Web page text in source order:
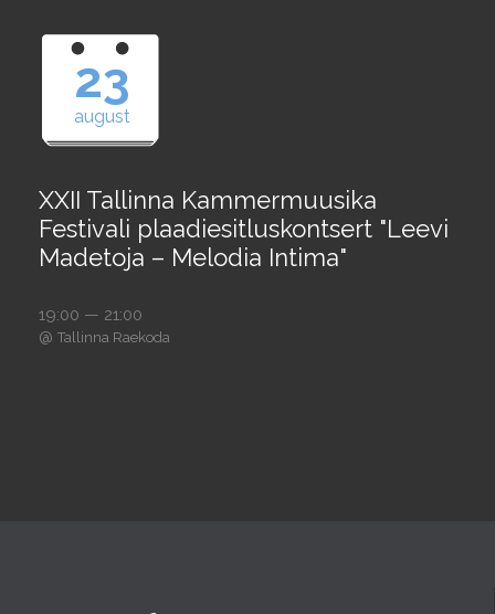
23
august
XXII Tallinna Kammermuusika
Festivali plaadiesitluskontsert "Leevi
Madetoja – Melodia Intima"
19:00 — 21:00
@ Tallinna Raekoda